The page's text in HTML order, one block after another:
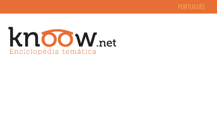
PORTUGUÊS